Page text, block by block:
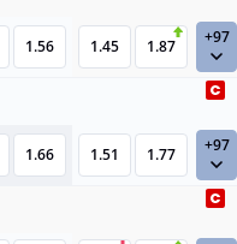
1.56 1.45 1.87 +97
1.66 1.51 1.77 +97